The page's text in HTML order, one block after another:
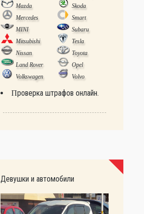
Mazda
Skoda
Mercedes
Smart
MINI
Subaru
Mitsubishi
Tesla
Nissan
Toyota
Land Rover
Opel
Volkswagen
Volvo
Проверка штрафов онлайн.
Девушки и автомобили